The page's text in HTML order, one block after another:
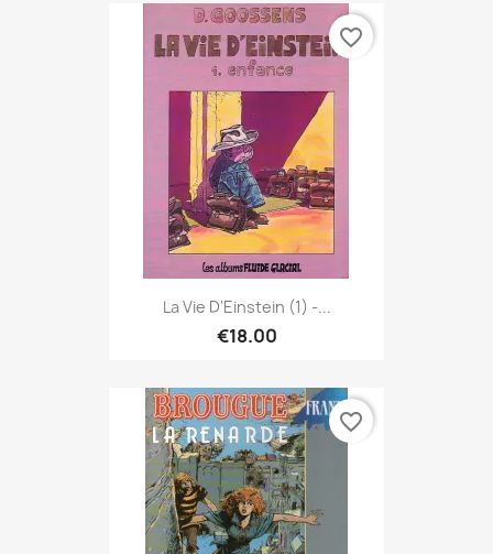
La Vie D'Einstein (1) -...
€18.00
favorite_border
favorite_border